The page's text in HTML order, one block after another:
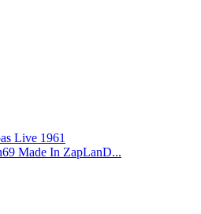
Live 1961
Made In ZapLanD...